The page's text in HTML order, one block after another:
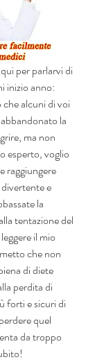
per parlarvi di
inizio anno:
alcuni di voi
la
ma non
esperto, voglio
raggiungere
e
la
tentazione del
il mio
che non
di diete
perdita di
forti e sicuri di
quel
da troppo